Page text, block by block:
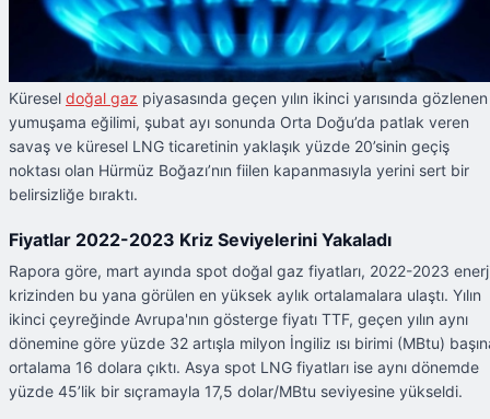
Küresel doğal gaz piyasasında geçen yılın ikinci yarısında gözlenen
yumuşama eğilimi, şubat ayı sonunda Orta Doğu’da patlak veren
savaş ve küresel LNG ticaretinin yaklaşık yüzde 20’sinin geçiş
noktası olan Hürmüz Boğazı’nın fiilen kapanmasıyla yerini sert bir
belirsizliğe bıraktı.
Fiyatlar 2022-2023 Kriz Seviyelerini Yakaladı
Rapora göre, mart ayında spot doğal gaz fiyatları, 2022-2023
krizinden bu yana görülen en yüksek aylık ortalamalara ulaştı. Yılın
ikinci çeyreğinde Avrupa'nın gösterge fiyatı TTF, geçen yılın aynı
dönemine göre yüzde 32 artışla milyon İngiliz ısı birimi (MBtu)
ortalama 16 dolara çıktı. Asya spot LNG fiyatları ise aynı dönemde
yüzde 45’lik bir sıçramayla 17,5 dolar/MBtu seviyesine yükseldi.